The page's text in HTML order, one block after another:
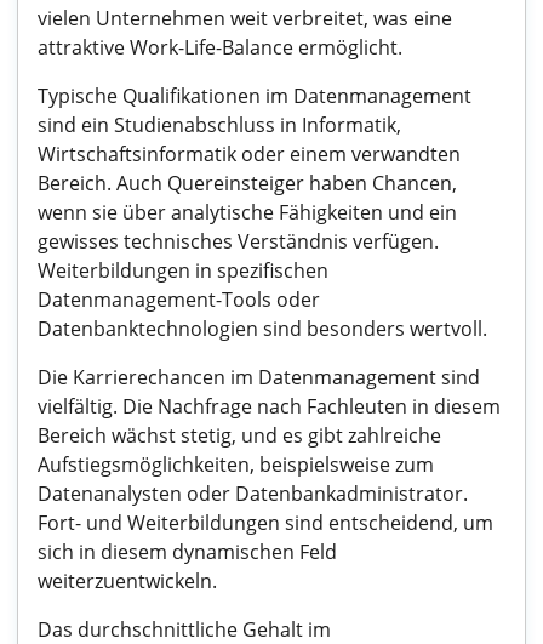
vielen Unternehmen weit verbreitet, was eine
attraktive Work-Life-Balance ermöglicht.
Typische Qualifikationen im Datenmanagement
sind ein Studienabschluss in Informatik,
Wirtschaftsinformatik oder einem verwandten
Bereich. Auch Quereinsteiger haben Chancen,
wenn sie über analytische Fähigkeiten und ein
gewisses technisches Verständnis verfügen.
Weiterbildungen in spezifischen
Datenmanagement-Tools oder
Datenbanktechnologien sind besonders wertvoll.
Die Karrierechancen im Datenmanagement sind
vielfältig. Die Nachfrage nach Fachleuten in diesem
Bereich wächst stetig, und es gibt zahlreiche
Aufstiegsmöglichkeiten, beispielsweise zum
Datenanalysten oder Datenbankadministrator.
Fort- und Weiterbildungen sind entscheidend, um
sich in diesem dynamischen Feld
weiterzuentwickeln.
Das durchschnittliche Gehalt im